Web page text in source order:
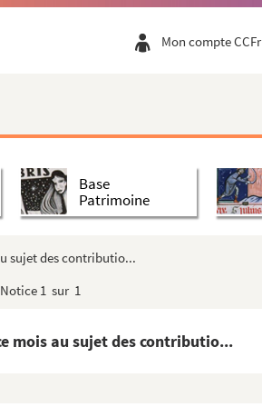
Mon compte CCFr
Base
Patrimoine
sujet des contributio...
Notice 1 sur 1
mois au sujet des contributio...
frère [...]"
sous les ordr...